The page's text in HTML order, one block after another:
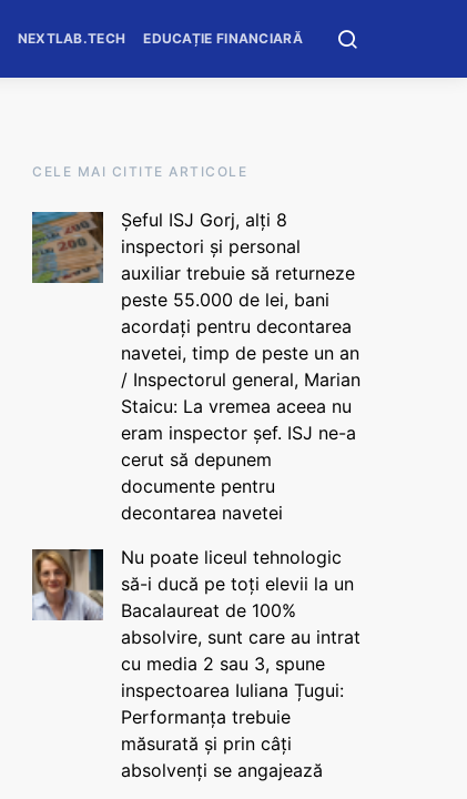
NEXTLAB.TECH EDUCAȚIE FINANCIARĂ
CELE MAI CITITE ARTICOLE
Șeful ISJ Gorj, alți 8
inspectori și personal
auxiliar trebuie să returneze
peste 55.000 de lei, bani
acordați pentru decontarea
navetei, timp de peste un an
/ Inspectorul general, Marian
Staicu: La vremea aceea nu
eram inspector șef. ISJ ne-a
cerut să depunem
documente pentru
decontarea navetei
Nu poate liceul tehnologic
să-i ducă pe toți elevii la un
Bacalaureat de 100%
absolvire, sunt care au intrat
cu media 2 sau 3, spune
inspectoarea Iuliana Țugui:
Performanța trebuie
măsurată și prin câți
absolvenți se angajează